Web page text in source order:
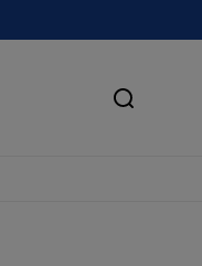
Keresés